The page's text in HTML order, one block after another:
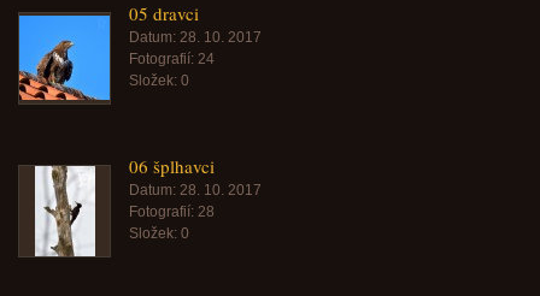
05 dravci
Datum: 28. 10. 2017
Fotografií: 24
Složek: 0
06 šplhavci
Datum: 28. 10. 2017
Fotografií: 28
Složek: 0